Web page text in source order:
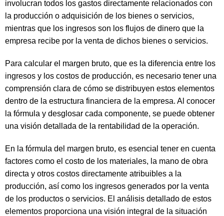
involucran todos los gastos directamente relacionados con
la producción o adquisición de los bienes o servicios,
mientras que los ingresos son los flujos de dinero que la
empresa recibe por la venta de dichos bienes o servicios.
Para calcular el margen bruto, que es la diferencia entre los
ingresos y los costos de producción, es necesario tener una
comprensión clara de cómo se distribuyen estos elementos
dentro de la estructura financiera de la empresa. Al conocer
la fórmula y desglosar cada componente, se puede obtener
una visión detallada de la rentabilidad de la operación.
En la fórmula del margen bruto, es esencial tener en cuenta
factores como el costo de los materiales, la mano de obra
directa y otros costos directamente atribuibles a la
producción, así como los ingresos generados por la venta
de los productos o servicios. El análisis detallado de estos
elementos proporciona una visión integral de la situación